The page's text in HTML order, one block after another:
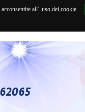
all' uso dei cookie .